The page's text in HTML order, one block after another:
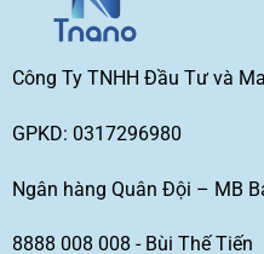
Công Ty TNHH Đầu Tư và
GPKD: 0317296980
Ngân hàng Quân Đội – MB
8888 008 008 - Bùi Thế Tiến